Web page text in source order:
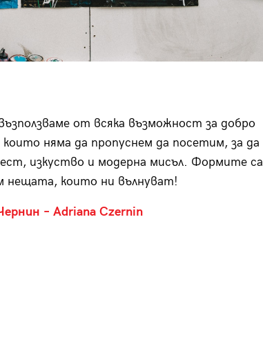
от всяка възможност за добро
няма да пропуснем да посетим, за да
изкуство и модерна мисъл. Формите са
нещата, които ни вълнуват!
– Adriana Czernin